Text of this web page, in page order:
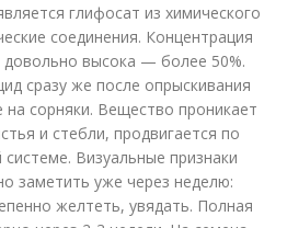
глифосат из химического
соединения. Концентрация
высока — более 50%.
сразу же после опрыскивания
на сорняки. Вещество проникает
и стебли, продвигается по
Визуальные признаки
заметить уже через неделю:
желтеть, увядать. Полная